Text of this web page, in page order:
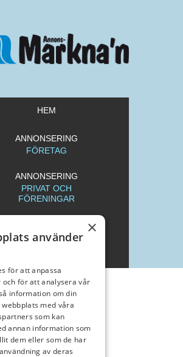
HEM
ANNONSERING
FÖRETAG
ANNONSERING
PRIVAT OCH
FÖRENINGAR
×
använder
för att anpassa
och för att analysera vår
information om din
med våra
som kan
annan information som
dem eller som de har
av deras